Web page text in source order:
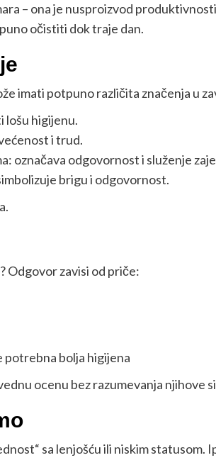
– ona je nusproizvod
očistiti dok traje dan.
imati potpuno različita značenja u
lošu higijenu.
i trud.
označava odgovornost i služenje
brigu i odgovornost.
Odgovor zavisi od priče:
potrebna bolja higijena
ocenu bez razumevanja njihove
sa lenjošću ili niskim statusom.